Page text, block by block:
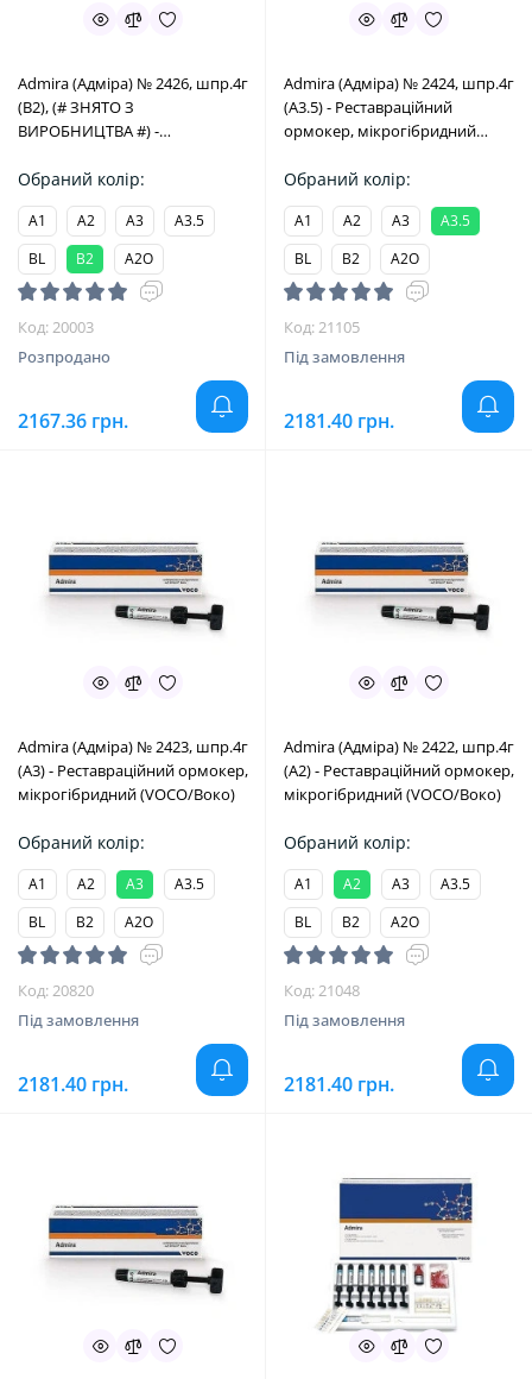
Admira (Адміра) № 2426, шпр.4г
(B2), (# ЗНЯТО З
ВИРОБНИЦТВА #) -
мікрогібридний (VOCO/Воко)
Обраний колір:
A1 A2 A3
A3.5
BL
B2 A2O
Код: 20003
Розпродано
2167.36 грн.
Admira (Адміра) № 2424, шпр.4г
(A3.5) - Реставраційний
ормокер, мікрогібридний
Обраний колір:
A1 A2 A3
A3.5
BL
B2 A2O
Код: 21105
Під замовлення
2181.40 грн.
Admira (Адміра) № 2423, шпр.4г
(A3) - Реставраційний ормокер,
мікрогібридний (VOCO/Воко)
Обраний колір:
A1 A2 A3
A3.5
BL
B2 A2O
Код: 20820
Під замовлення
2181.40 грн.
Admira (Адміра) № 2422, шпр.4г
(A2) - Реставраційний ормокер,
мікрогібридний (VOCO/Воко)
Обраний колір:
A1 A2 A3
A3.5
BL
B2 A2O
Код: 21048
Під замовлення
2181.40 грн.